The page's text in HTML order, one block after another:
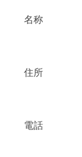
名称
住所
電話